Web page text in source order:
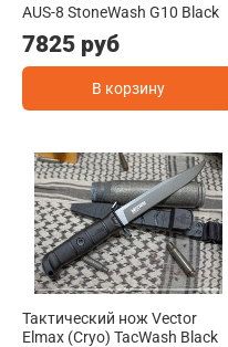
AUS-8 StoneWash G10 Black
7825 руб
В корзину
Тактический нож Vector
Elmax (Cryo) TacWash Black